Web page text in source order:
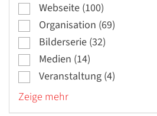
Webseite (100)
Organisation (69)
Bilderserie (32)
Medien (14)
Veranstaltung (4)
Zeige mehr